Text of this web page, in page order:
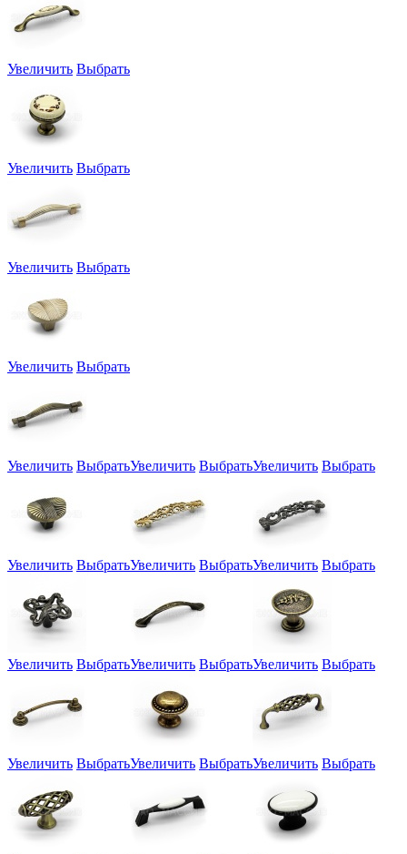
Увеличить Выбрать
Увеличить Выбрать
Увеличить Выбрать
Увеличить Выбрать
Увеличить ВыбратьУвеличить ВыбратьУвеличить Выбрать
Увеличить ВыбратьУвеличить ВыбратьУвеличить Выбрать
Увеличить ВыбратьУвеличить ВыбратьУвеличить Выбрать
Увеличить ВыбратьУвеличить ВыбратьУвеличить Выбрать